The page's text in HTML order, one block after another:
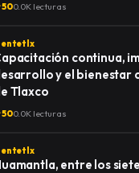
500.0K lecturas
continua,
y el bienestar
Tlaxco
500.0K lecturas
entre los